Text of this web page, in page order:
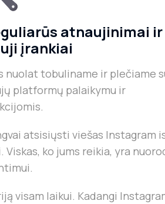
atnaujinimai ir
įrankiai
nuolat tobuliname ir plečiame
platformų palaikymu ir
atsisiųsti viešas
ko jums reikia, yra
visam laikui. Kadangi